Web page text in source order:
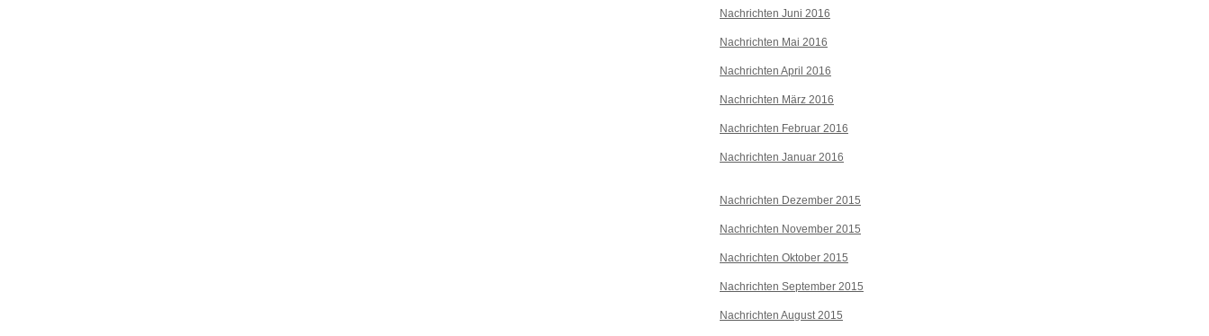
Nachrichten Juni 2016
Nachrichten Mai 2016
Nachrichten April 2016
Nachrichten März 2016
Nachrichten Februar 2016
Nachrichten Januar 2016
Nachrichten Dezember 2015
Nachrichten November 2015
Nachrichten Oktober 2015
Nachrichten September 2015
Nachrichten August 2015